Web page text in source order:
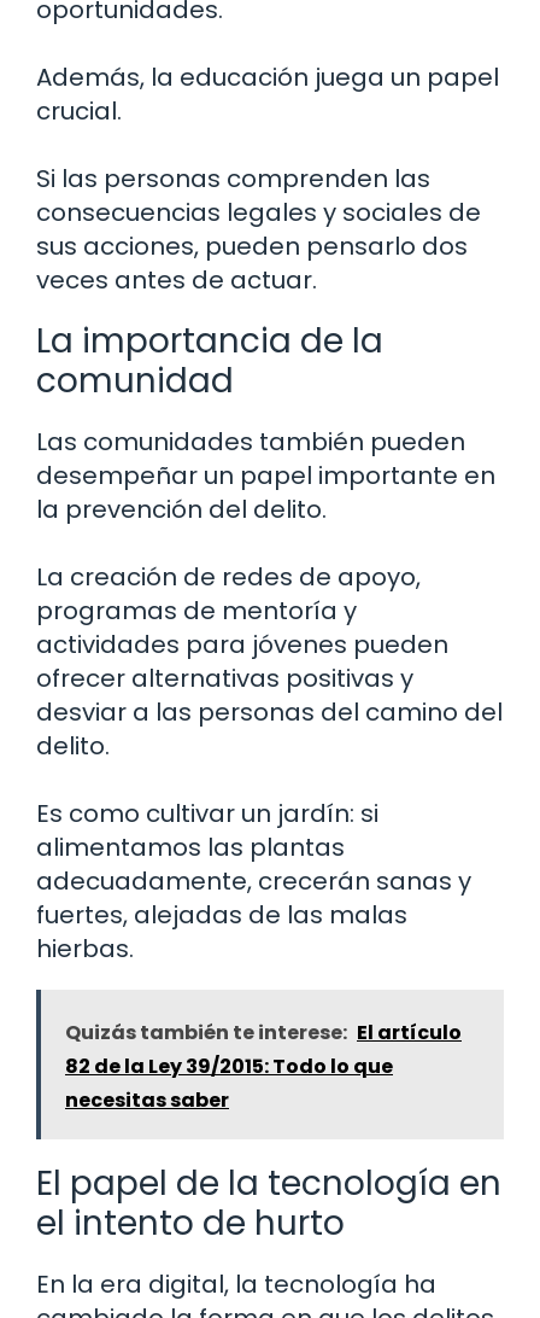
oportunidades.
Además, la educación juega un papel
crucial.
Si las personas comprenden las
consecuencias legales y sociales de
sus acciones, pueden pensarlo dos
veces antes de actuar.
La importancia de la
comunidad
Las comunidades también pueden
desempeñar un papel importante en
la prevención del delito.
La creación de redes de apoyo,
programas de mentoría y
actividades para jóvenes pueden
ofrecer alternativas positivas y
desviar a las personas del camino del
delito.
Es como cultivar un jardín: si
alimentamos las plantas
adecuadamente, crecerán sanas y
fuertes, alejadas de las malas
hierbas.
Quizás también te interese: El artículo
82 de la Ley 39/2015: Todo lo que
necesitas saber
El papel de la tecnología en
el intento de hurto
En la era digital, la tecnología ha